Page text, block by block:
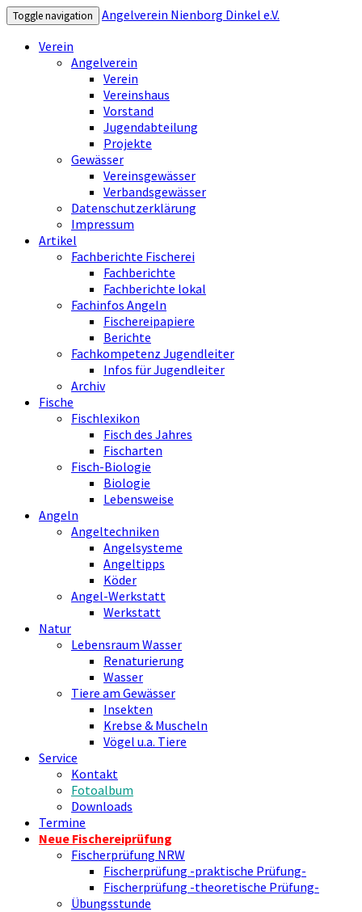
Toggle navigation
Angelverein Nienborg Dinkel e.V.
Verein
Angelverein
Verein
Vereinshaus
Vorstand
Jugendabteilung
Projekte
Gewässer
Vereinsgewässer
Verbandsgewässer
Datenschutzerklärung
Impressum
Artikel
Fachberichte Fischerei
Fachberichte
Fachberichte lokal
Fachinfos Angeln
Fischereipapiere
Berichte
Fachkompetenz Jugendleiter
Infos für Jugendleiter
Archiv
Fische
Fischlexikon
Fisch des Jahres
Fischarten
Fisch-Biologie
Biologie
Lebensweise
Angeln
Angeltechniken
Angelsysteme
Angeltipps
Köder
Angel-Werkstatt
Werkstatt
Natur
Lebensraum Wasser
Renaturierung
Wasser
Tiere am Gewässer
Insekten
Krebse & Muscheln
Vögel u.a. Tiere
Service
Kontakt
Fotoalbum
Downloads
Termine
Neue Fischereiprüfung
Fischerprüfung NRW
Fischerprüfung -praktische Prüfung-
Fischerprüfung -theoretische Prüfung-
Übungsstunde